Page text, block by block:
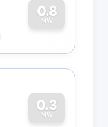
0.8
MW
0
0.3
MW